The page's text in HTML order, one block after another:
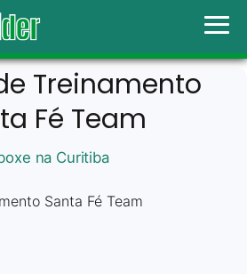
Treinamento
Fé Team
na Curitiba